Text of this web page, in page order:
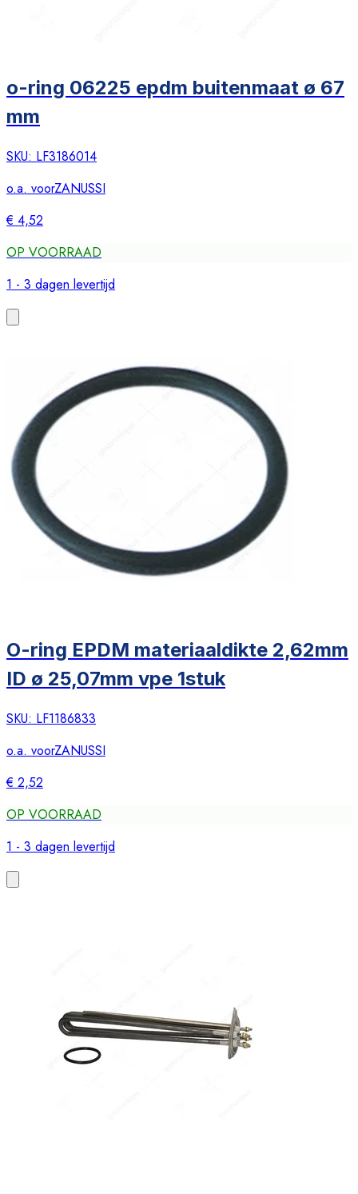
o-ring 06225 epdm buitenmaat ø 67
mm
SKU: LF3186014
o.a. voorZANUSSI
€ 4,52
OP VOORRAAD
1 - 3 dagen levertijd
O-ring EPDM materiaaldikte 2,62mm
ID ø 25,07mm vpe 1stuk
SKU: LF1186833
o.a. voorZANUSSI
€ 2,52
OP VOORRAAD
1 - 3 dagen levertijd